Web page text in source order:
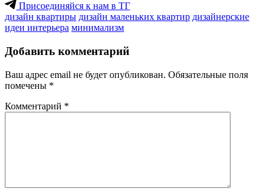
Присоединяйся к нам в ТГ
дизайн квартиры дизайн маленьких квартир дизайнерские
идеи интерьера минимализм
Добавить комментарий
Ваш адрес email не будет опубликован. Обязательные поля
помечены *
Комментарий *